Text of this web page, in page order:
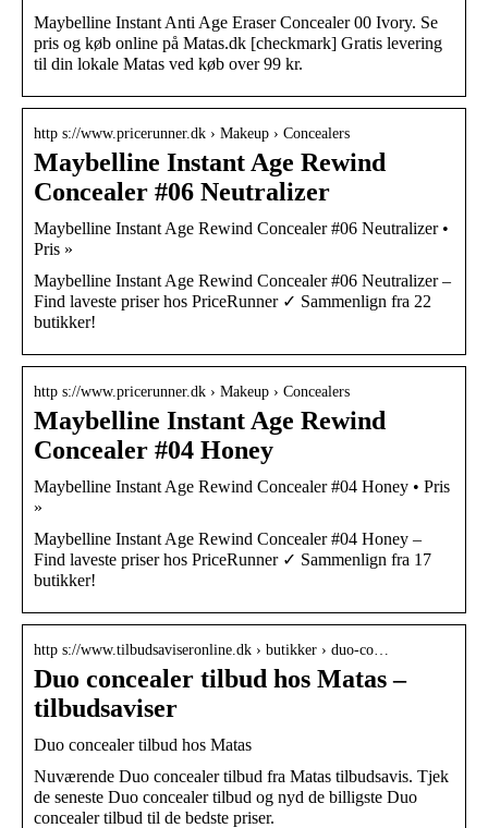
Maybelline Instant Anti Age Eraser Concealer 00 Ivory. Se
pris og køb online på Matas.dk [checkmark] Gratis levering
til din lokale Matas ved køb over 99 kr.
http s://www.pricerunner.dk › Makeup › Concealers
Maybelline Instant Age Rewind
Concealer #06 Neutralizer
Maybelline Instant Age Rewind Concealer #06 Neutralizer •
Pris »
Maybelline Instant Age Rewind Concealer #06 Neutralizer –
Find laveste priser hos PriceRunner ✓ Sammenlign fra 22
butikker!
http s://www.pricerunner.dk › Makeup › Concealers
Maybelline Instant Age Rewind
Concealer #04 Honey
Maybelline Instant Age Rewind Concealer #04 Honey • Pris
»
Maybelline Instant Age Rewind Concealer #04 Honey –
Find laveste priser hos PriceRunner ✓ Sammenlign fra 17
butikker!
http s://www.tilbudsaviseronline.dk › butikker › duo-co…
Duo concealer tilbud hos Matas –
tilbudsaviser
Duo concealer tilbud hos Matas
Nuværende Duo concealer tilbud fra Matas tilbudsavis. Tjek
de seneste Duo concealer tilbud og nyd de billigste Duo
concealer tilbud til de bedste priser.